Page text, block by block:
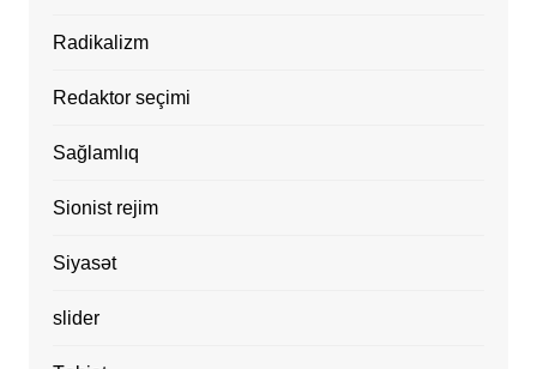
Radikalizm
Redaktor seçimi
Sağlamlıq
Sionist rejim
Siyasət
slider